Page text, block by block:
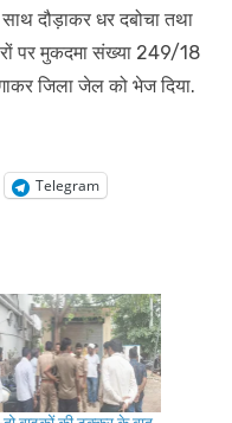
दौड़ाकर धर दबोचा तथा
पर मुकदमा संख्या 249/18
जिला जेल को भेज दिया.
Telegram